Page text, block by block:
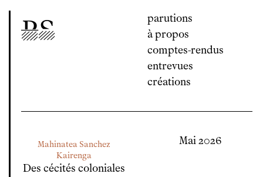
PS
parutions
à propos
comptes-rendus
entrevues
créations
Mahinatea Sanchez
Kairenga
Des cécités coloniales
Mai 2026